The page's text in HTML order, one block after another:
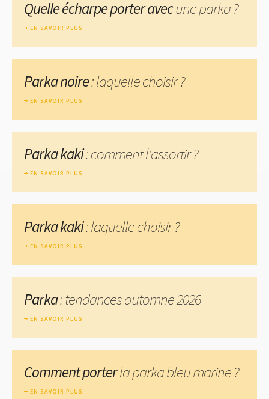
Quelle écharpe porter avecune parka ?
EN SAVOIR PLUS
Parka noire: laquelle choisir ?
EN SAVOIR PLUS
Parka kaki: comment l'assortir ?
EN SAVOIR PLUS
Parka kaki: laquelle choisir ?
EN SAVOIR PLUS
Parka: tendances automne 2026
EN SAVOIR PLUS
Comment porterla parka bleu marine ?
EN SAVOIR PLUS